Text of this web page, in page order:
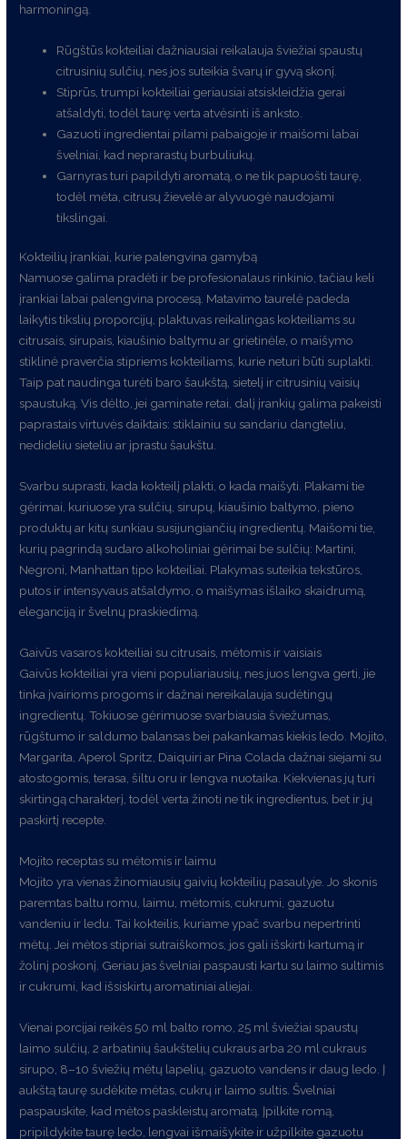
harmoningą.
Rūgštūs kokteiliai dažniausiai reikalauja šviežiai spaustų
citrusinių sulčių, nes jos suteikia švarų ir gyvą skonį.
Stiprūs, trumpi kokteiliai geriausiai atsiskleidžia gerai
atšaldyti, todėl taurę verta atvėsinti iš anksto.
Gazuoti ingredientai pilami pabaigoje ir maišomi labai
švelniai, kad neprarastų burbuliukų.
Garnyras turi papildyti aromatą, o ne tik papuošti taurę,
todėl mėta, citrusų žievelė ar alyvuogė naudojami
tikslingai.
Kokteilių įrankiai, kurie palengvina gamybą
Namuose galima pradėti ir be profesionalaus rinkinio, tačiau keli
įrankiai labai palengvina procesą. Matavimo taurelė padeda
laikytis tikslių proporcijų, plaktuvas reikalingas kokteiliams su
citrusais, sirupais, kiaušinio baltymu ar grietinėle, o maišymo
stiklinė praverčia stipriems kokteiliams, kurie neturi būti suplakti.
Taip pat naudinga turėti baro šaukštą, sietelį ir citrusinių vaisių
spaustuką. Vis dėlto, jei gaminate retai, dalį įrankių galima pakeisti
paprastais virtuvės daiktais: stiklainiu su sandariu dangteliu,
nedideliu sieteliu ar įprastu šaukštu.
Svarbu suprasti, kada kokteilį plakti, o kada maišyti. Plakami tie
gėrimai, kuriuose yra sulčių, sirupų, kiaušinio baltymo, pieno
produktų ar kitų sunkiau susijungiančių ingredientų. Maišomi tie,
kurių pagrindą sudaro alkoholiniai gėrimai be sulčių: Martini,
Negroni, Manhattan tipo kokteiliai. Plakymas suteikia tekstūros,
putos ir intensyvaus atšaldymo, o maišymas išlaiko skaidrumą,
eleganciją ir švelnų praskiedimą.
Gaivūs vasaros kokteiliai su citrusais, mėtomis ir vaisiais
Gaivūs kokteiliai yra vieni populiariausių, nes juos lengva gerti, jie
tinka įvairioms progoms ir dažnai nereikalauja sudėtingų
ingredientų. Tokiuose gėrimuose svarbiausia šviežumas,
rūgštumo ir saldumo balansas bei pakankamas kiekis ledo. Mojito,
Margarita, Aperol Spritz, Daiquiri ar Pina Colada dažnai siejami su
atostogomis, terasa, šiltu oru ir lengva nuotaika. Kiekvienas jų turi
skirtingą charakterį, todėl verta žinoti ne tik ingredientus, bet ir jų
paskirtį recepte.
Mojito receptas su mėtomis ir laimu
Mojito yra vienas žinomiausių gaivių kokteilių pasaulyje. Jo skonis
paremtas baltu romu, laimu, mėtomis, cukrumi, gazuotu
vandeniu ir ledu. Tai kokteilis, kuriame ypač svarbu nepertrinti
mėtų. Jei mėtos stipriai sutraiškomos, jos gali išskirti kartumą ir
žolinį poskonį. Geriau jas švelniai paspausti kartu su laimo sultimis
ir cukrumi, kad išsiskirtų aromatiniai aliejai.
Vienai porcijai reikės 50 ml balto romo, 25 ml šviežiai spaustų
laimo sulčių, 2 arbatinių šaukštelių cukraus arba 20 ml cukraus
sirupo, 8–10 šviežių mėtų lapelių, gazuoto vandens ir daug ledo. Į
aukštą taurę sudėkite mėtas, cukrų ir laimo sultis. Švelniai
paspauskite, kad mėtos paskleistų aromatą. Įpilkite romą,
pripildykite taurę ledo, lengvai išmaišykite ir užpilkite gazuotu